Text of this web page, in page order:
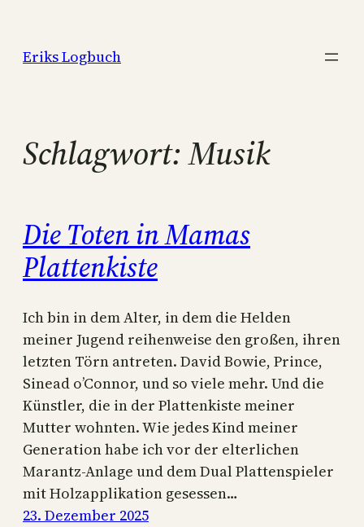
springen
Eriks Logbuch
Schlagwort:Musik
Die Toten in Mamas
Plattenkiste
Ich bin in dem Alter, in dem die Helden
meiner Jugend reihenweise den großen, ihren
letzten Törn antreten. David Bowie, Prince,
Sinead o’Connor, und so viele mehr. Und die
Künstler, die in der Plattenkiste meiner
Mutter wohnten. Wie jedes Kind meiner
Generation habe ich vor der elterlichen
Marantz-Anlage und dem Dual Plattenspieler
mit Holzapplikation gesessen…
23. Dezember 2025